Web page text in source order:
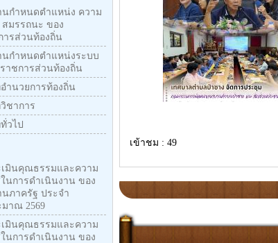
นกำหนดตำแหน่ง ความ
สมรรถนะ ของ
ารส่วนท้องถิ่น
นกำหนดตำแหน่งระบบ
าชการส่วนท้องถิ่น
ำนวยการท้องถิ่น
ชาการ
วไป
เมินคุณธรรมและความ
นการดำเนินงาน ของ
ภาครัฐ ประจำ
าณ 2569
เมินคุณธรรมและความ
นการดำเนินงาน ของ
เข้าชม : 49